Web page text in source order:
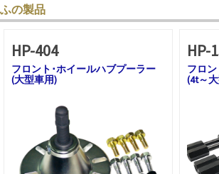
ふの製品
HP-404
フロント･ホイールハブプーラー
(大型車用)
HP-
フロ
(4t～